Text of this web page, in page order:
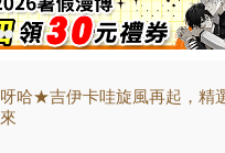
呀哈★吉伊卡哇旋風再起，精
來